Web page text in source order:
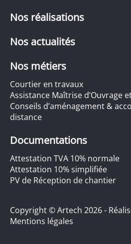
Nos réalisations
Nos actualités
Nos métiers
Courtier en travaux
Assistance Maîtrise d’Ouvrage
Conseils d’aménagement &
distance
Documentations
Attestation TVA 10% normale
Attestation 10% simplifiée
PV de Réception de chantier
Copyright © Artech 2026 -
Mentions légales